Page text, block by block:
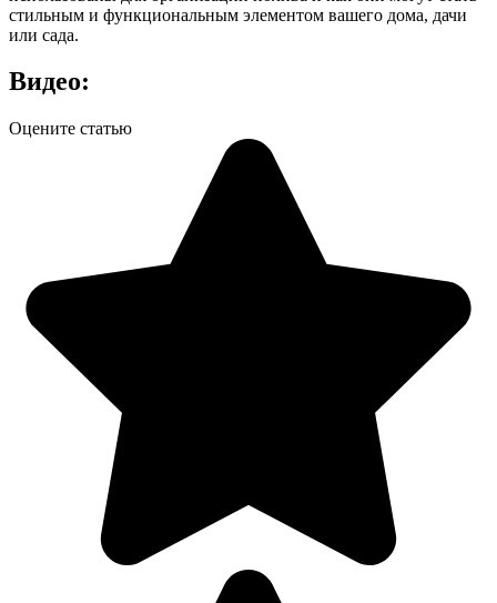
стильным и функциональным элементом вашего дома, дачи
или сада.
Видео:
Оцените статью